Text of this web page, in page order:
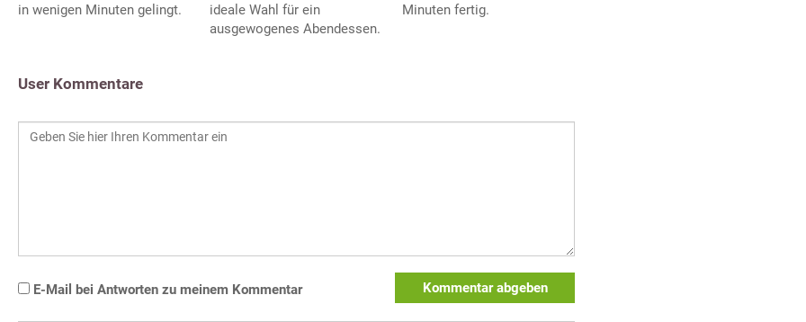
in wenigen Minuten gelingt.
ideale Wahl für ein
ausgewogenes Abendessen.
Minuten fertig.
User Kommentare
E-Mail bei Antworten zu meinem Kommentar Kommentar abgeben